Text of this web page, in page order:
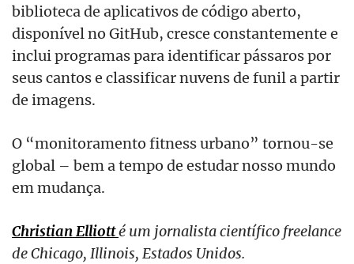
biblioteca de aplicativos de código aberto,
disponível no GitHub, cresce constantemente e
inclui programas para identificar pássaros por
seus cantos e classificar nuvens de funil a partir
de imagens.
O “monitoramento fitness urbano” tornou-se
global – bem a tempo de estudar nosso mundo
em mudança.
Christian Elliotté um jornalista científico freelance
de Chicago, Illinois, Estados Unidos.